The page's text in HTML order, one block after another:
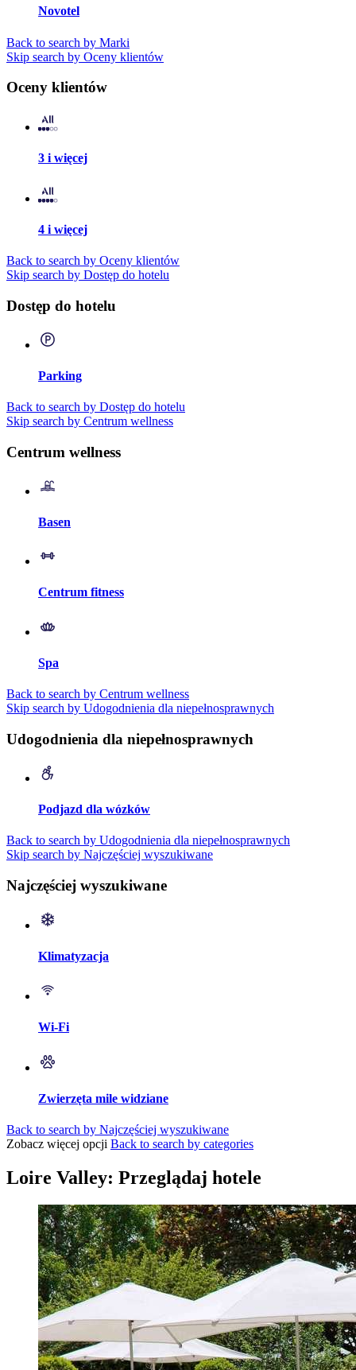
Novotel
Back to search by Marki
Skip search by Oceny klientów
Oceny klientów
3 i więcej
4 i więcej
Back to search by Oceny klientów
Skip search by Dostęp do hotelu
Dostęp do hotelu
Parking
Back to search by Dostęp do hotelu
Skip search by Centrum wellness
Centrum wellness
Basen
Centrum fitness
Spa
Back to search by Centrum wellness
Skip search by Udogodnienia dla niepełnosprawnych
Udogodnienia dla niepełnosprawnych
Podjazd dla wózków
Back to search by Udogodnienia dla niepełnosprawnych
Skip search by Najczęściej wyszukiwane
Najczęściej wyszukiwane
Klimatyzacja
Wi-Fi
Zwierzęta mile widziane
Back to search by Najczęściej wyszukiwane
Zobacz więcej opcji Back to search by categories
Loire Valley: Przeglądaj hotele